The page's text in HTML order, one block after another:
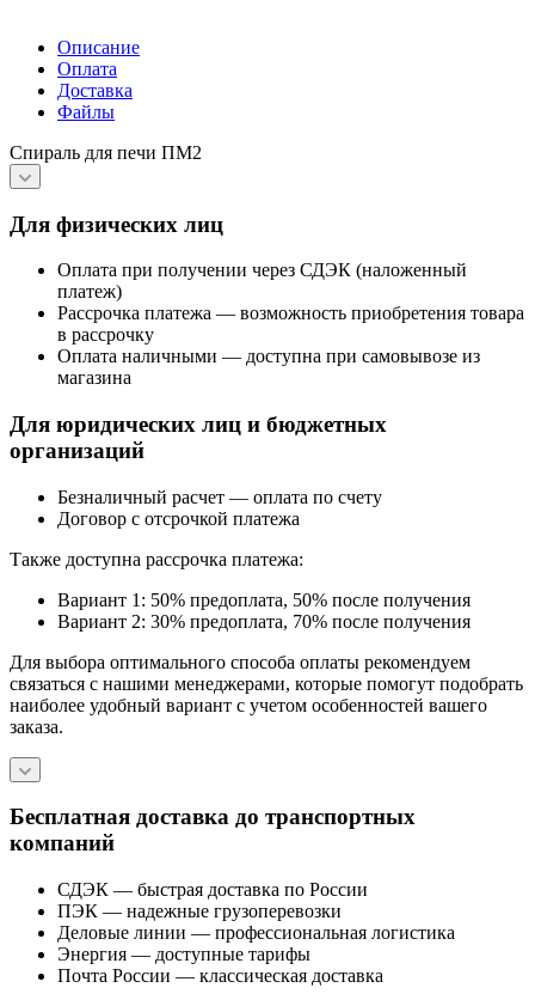
Описание
Оплата
Доставка
Файлы
Спираль для печи ПМ2
Для физических лиц
Оплата при получении через СДЭК (наложенный
платеж)
Рассрочка платежа — возможность приобретения товара
в рассрочку
Оплата наличными — доступна при самовывозе из
магазина
Для юридических лиц и бюджетных
организаций
Безналичный расчет — оплата по счету
Договор с отсрочкой платежа
Также доступна рассрочка платежа:
Вариант 1: 50% предоплата, 50% после получения
Вариант 2: 30% предоплата, 70% после получения
Для выбора оптимального способа оплаты рекомендуем
связаться с нашими менеджерами, которые помогут подобрать
наиболее удобный вариант с учетом особенностей вашего
заказа.
Бесплатная доставка до транспортных
компаний
СДЭК — быстрая доставка по России
ПЭК — надежные грузоперевозки
Деловые линии — профессиональная логистика
Энергия — доступные тарифы
Почта России — классическая доставка